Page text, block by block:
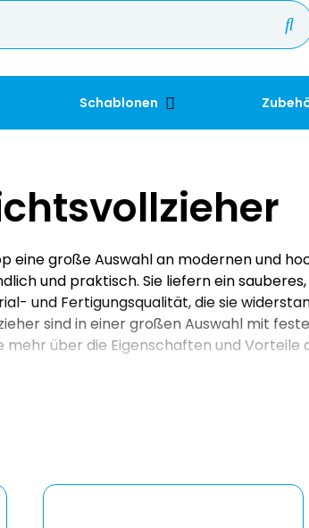
Schablonen
eine große Auswahl an modernen und
und praktisch. Sie liefern ein
und Fertigungsqualität, die sie
sind in einer großen Auswahl mit
mehr über die Eigenschaften und